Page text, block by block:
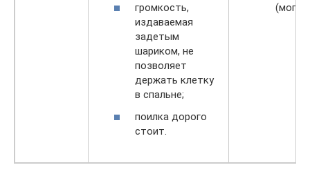
громкость,
издаваемая
задетым
шариком, не
позволяет
держать клетку
в спальне;
поилка дорого
стоит.
(могут